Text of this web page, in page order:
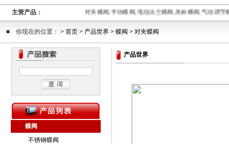
主营产品： 对夹蝶阀,手动蝶阀,电动法兰蝶阀,美标蝶阀,气动调
■ 你现在的位置： > 首页 > 产品世界 > 蝶阀 > 对夹蝶阀
蝶阀
不锈钢蝶阀
产品世界